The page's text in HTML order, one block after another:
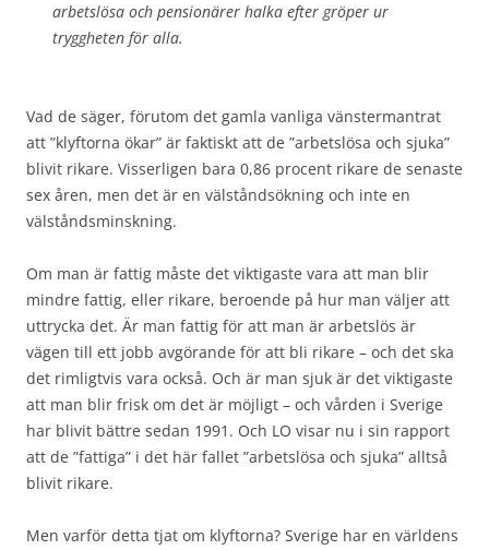
arbetslösa och pensionärer halka efter gröper ur
tryggheten för alla.
Vad de säger, förutom det gamla vanliga vänstermantrat
att ”klyftorna ökar” är faktiskt att de ”arbetslösa och sjuka”
blivit rikare. Visserligen bara 0,86 procent rikare de senaste
sex åren, men det är en välståndsökning och inte en
välståndsminskning.
Om man är fattig måste det viktigaste vara att man blir
mindre fattig, eller rikare, beroende på hur man väljer att
uttrycka det. Är man fattig för att man är arbetslös är
vägen till ett jobb avgörande för att bli rikare – och det ska
det rimligtvis vara också. Och är man sjuk är det viktigaste
att man blir frisk om det är möjligt – och vården i Sverige
har blivit bättre sedan 1991. Och LO visar nu i sin rapport
att de ”fattiga” i det här fallet ”arbetslösa och sjuka” alltså
blivit rikare.
Men varför detta tjat om klyftorna? Sverige har en världens